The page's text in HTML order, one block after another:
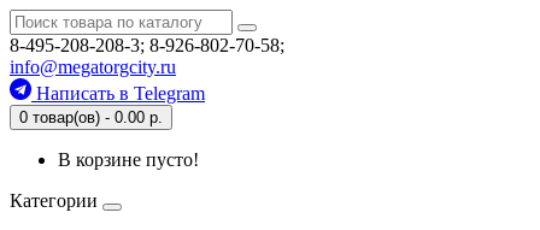
8-495-208-208-3; 8-926-802-70-58;
info@megatorgcity.ru
Написать в Telegram
0 товар(ов) - 0.00 р.
В корзине пусто!
Категории